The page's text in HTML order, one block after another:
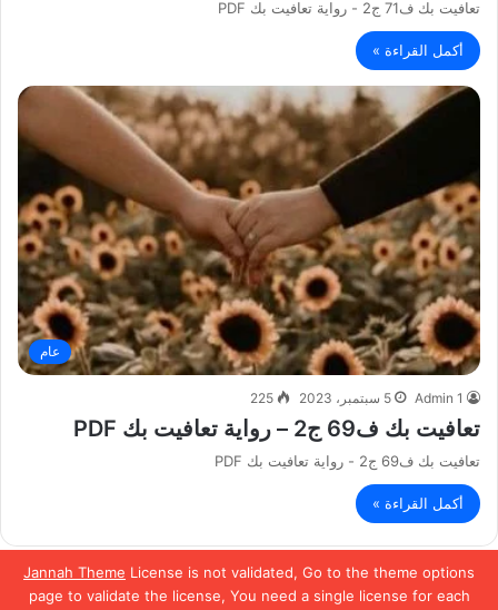
Jannah Theme License is not validated, Go to the theme options
page to validate the license, You need a single license for each
تعافيت بك ف71 ج2 - رواية تعافيت بك PDF
أكمل القراءة »
عام
Admin 1 5 سبتمبر، 2023 225
تعافيت بك ف69 ج2 – رواية تعافيت بك PDF
تعافيت بك ف69 ج2 - رواية تعافيت بك PDF
أكمل القراءة »
الصفحة السابقة الصفحة التالية